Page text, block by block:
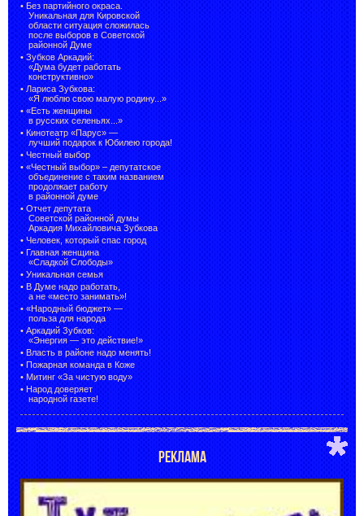
• Без партийного окраса.
Уникальная для Кировской
области ситуация сложилась
после выборов в Советской
районной Думе
• Зубков Аркадий:
«Дума будет работать
конструктивно»
• Лариса Зубкова:
«Я люблю свою малую родину...»
• «Есть женщины
в русских селеньях...»
• Кинотеатр «Парус» —
лучший подарок к Юбилею города!
• Честный выбор
• «Честный выбор» – депутатское
объединение с таким названием
продолжает работу
в районной думе
• Отчет депутата
Советской районной думы
Аркадия Михайловича Зубкова
• Человек, который спас город
• Главная женщина
«Сладкой Слободы»
• Уникальная семья
• В Думе надо работать,
а не «место занимать»!
• «Народный бюджет» —
польза для народа
• Аркадий Зубков:
«Энергия — это действие!»
• Власть в районе надо менять!
• Пожарная команда в Коже
• Митинг «За чистую воду»
• Народ доверяет
народной газете!
РЕКЛАМА